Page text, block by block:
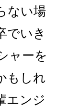
ない場
でいき
ャーを
もしれ
エンジ